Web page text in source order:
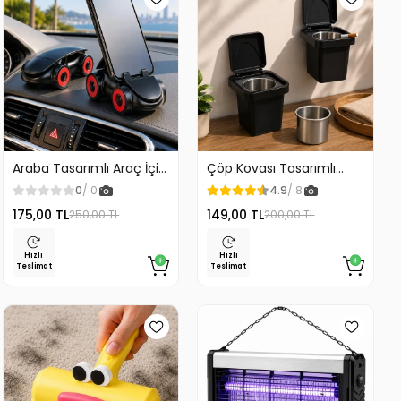
Araba Tasarımlı Araç İçi
Telefon Tutucu 360
Dönebilen Ayarlı
0/ 0
175,00 TL250,00 TL
Hızlı
Teslimat
Çöp Kovası Tasarımlı
Küllük Duvar Masaüstü
ve Araç İçin Uygun
Kullanım
4.9/ 8
149,00 TL200,00 TL
Hızlı
Teslimat